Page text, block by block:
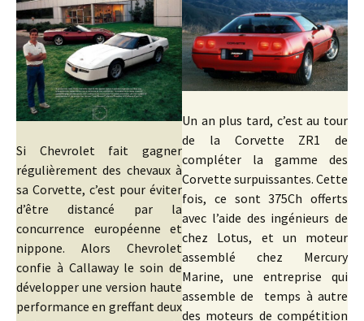
Si Chevrolet fait gagner
régulièrement des chevaux à
sa Corvette, c’est pour éviter
d’être distancé par la
concurrence européenne et
nippone. Alors Chevrolet
confie à Callaway le soin de
développer une version haute
performance en greffant deux
Un an plus tard, c’est au tour
de la Corvette ZR1 de
compléter la gamme des
Corvette surpuissantes. Cette
fois, ce sont 375Ch offerts
avec l’aide des ingénieurs de
chez Lotus, et un moteur
assemblé chez Mercury
Marine, une entreprise qui
assemble de temps à autre
des moteurs de compétition